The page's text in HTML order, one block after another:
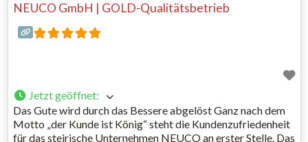
NEUCO GmbH | GOLD-Qualitätsbetrieb
Jetzt geöffnet:
Das Gute wird durch das Bessere abgelöst Ganz nach dem
Motto „der Kunde ist König“ steht die Kundenzufriedenheit
für das steirische Unternehmen NEUCO an erster Stelle. Das